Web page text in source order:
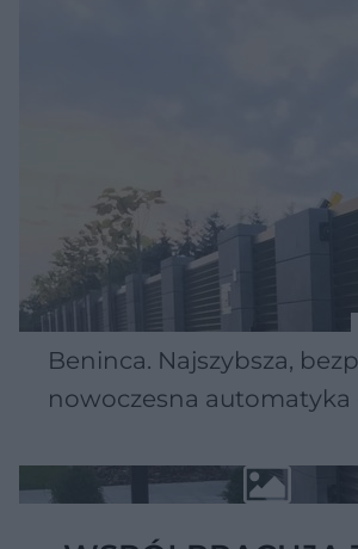
Beninca. Najszybsza,
nowoczesna automatyka